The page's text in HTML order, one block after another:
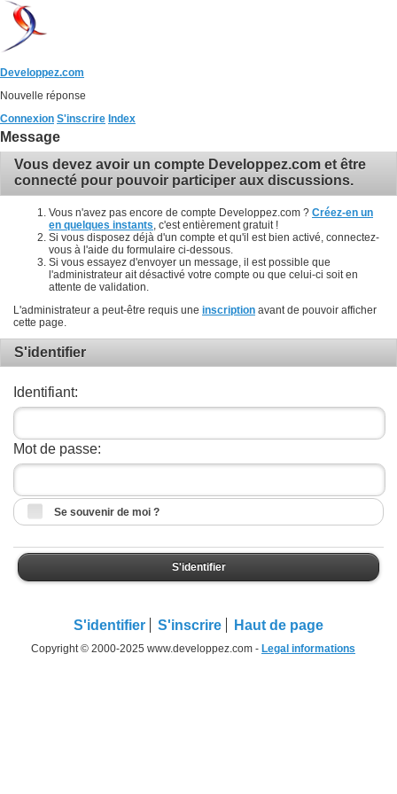
Developpez.com
Nouvelle réponse
Connexion S'inscrire Index
Message
Vous devez avoir un compte Developpez.com et être
connecté pour pouvoir participer aux discussions.
Vous n'avez pas encore de compte Developpez.com ? Créez-en un
en quelques instants , c'est entièrement gratuit !
Si vous disposez déjà d'un compte et qu'il est bien activé, connectez-
vous à l'aide du formulaire ci-dessous.
Si vous essayez d'envoyer un message, il est possible que
l'administrateur ait désactivé votre compte ou que celui-ci soit en
attente de validation.
L'administrateur a peut-être requis une inscription avant de pouvoir afficher
cette page.
S'identifier
Identifiant:
Mot de passe:
Se souvenir de moi ?
S'identifier
S'identifier S'inscrire Haut de page
Copyright © 2000-2025 www.developpez.com - Legal informations